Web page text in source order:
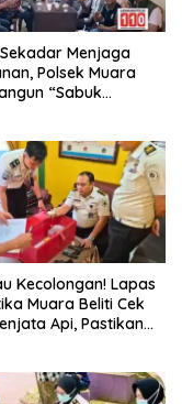
Menjaga
Polsek Muara
“Sabuk
Kecolongan! Lapas
Muara Beliti Cek
Api, Pastikan